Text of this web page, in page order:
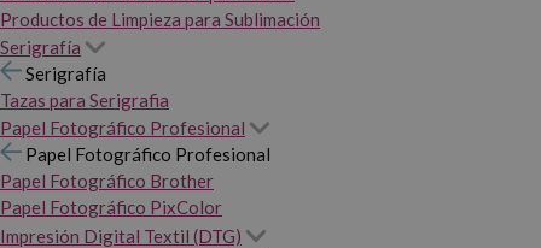
Productos de Limpieza para Sublimación
Serigrafía
Serigrafía
Tazas para Serigrafia
Papel Fotográfico Profesional
Papel Fotográfico Profesional
Papel Fotográfico Brother
Papel Fotográfico PixColor
Impresión Digital Textil (DTG)